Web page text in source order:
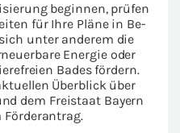
be­gin­nen, prü­fen
für Ihre Pläne in Be­
unter an­de­rem die
En­er­gie oder
Bades fördern.
Über­blick über
dem Frei­staat Bay­ern
Förder­an­trag.